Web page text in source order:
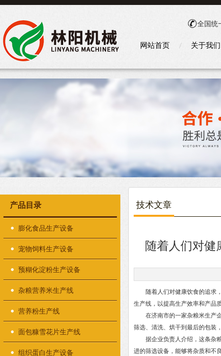
全国统
网站首页 关于我们
产品目录
膨化食品生产设备
宠物饲料生产设备
预糊化淀粉生产设备
杂粮营养米生产线
营养粉生产线
面包糠雪花片生产线
组织蛋白生产设备
技术文章
随着人们对健
随着人们对健康饮食的追求，
生产线，以提高生产效率和产品
在济南市的一家杂粮米生产企
筛选、清洗、烘干到最后的包装
据企业负责人介绍，这条杂粮
进的筛选设备，能够将杂质和不